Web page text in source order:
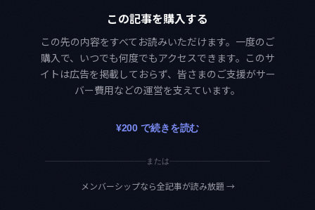
この記事を購入する
この先の内容をすべてお読みいただけます。一度のご
購入で、いつでも何度でもアクセスできます。このサ
イトは広告を掲載しておらず、皆さまのご支援がサー
バー費用などの運営を支えています。
¥200 で続きを読む
または
メンバーシップなら全記事が読み放題→